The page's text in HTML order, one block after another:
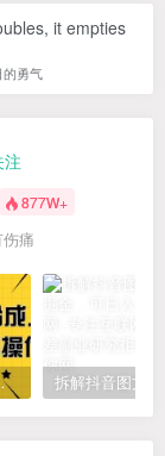
it empties
勇气
注
877W+
痛
【详细教程】